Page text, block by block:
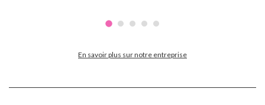
En savoir plus sur notre entreprise